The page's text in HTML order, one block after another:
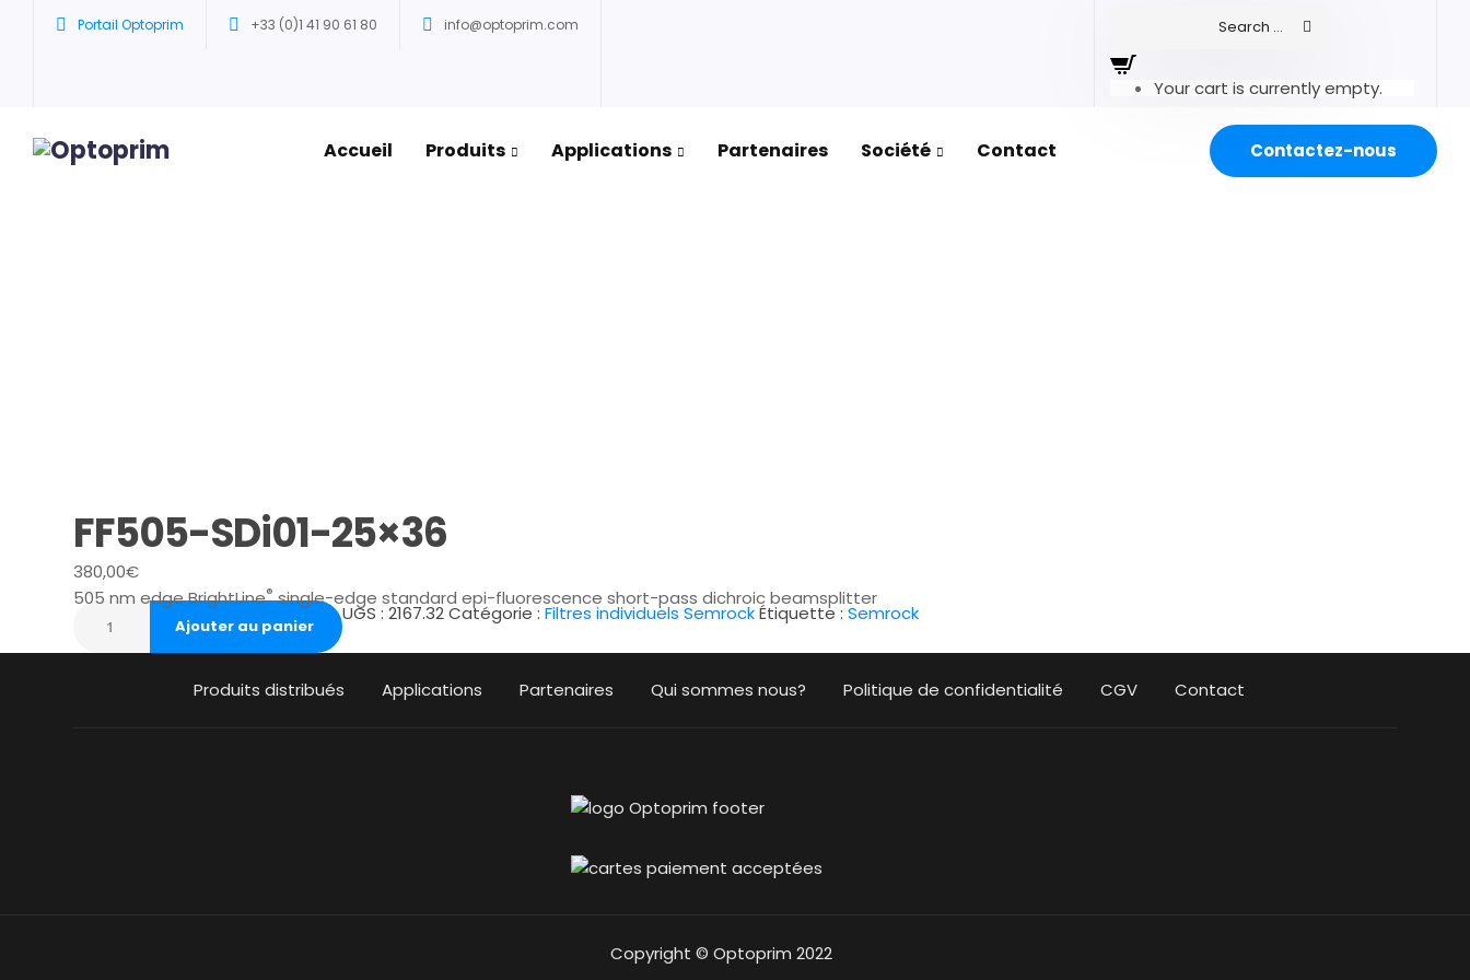
Portail Optoprim +33 (0)1 41 90 61 80 info@optoprim.com
Your cart is currently empty.
Accueil Produits Applications Partenaires Société Contact Contactez-nous
FF505-SDi01-25×36
380,00€
505 nm edge BrightLine®single-edge standard epi-fluorescence short-pass dichroic beamsplitter
Ajouter au panier
UGS : 2167.32Catégorie : Filtres individuels SemrockÉtiquette : Semrock
Produits distribués Applications Partenaires Qui sommes nous? Politique de confidentialité CGV Contact
Copyright © Optoprim 2022